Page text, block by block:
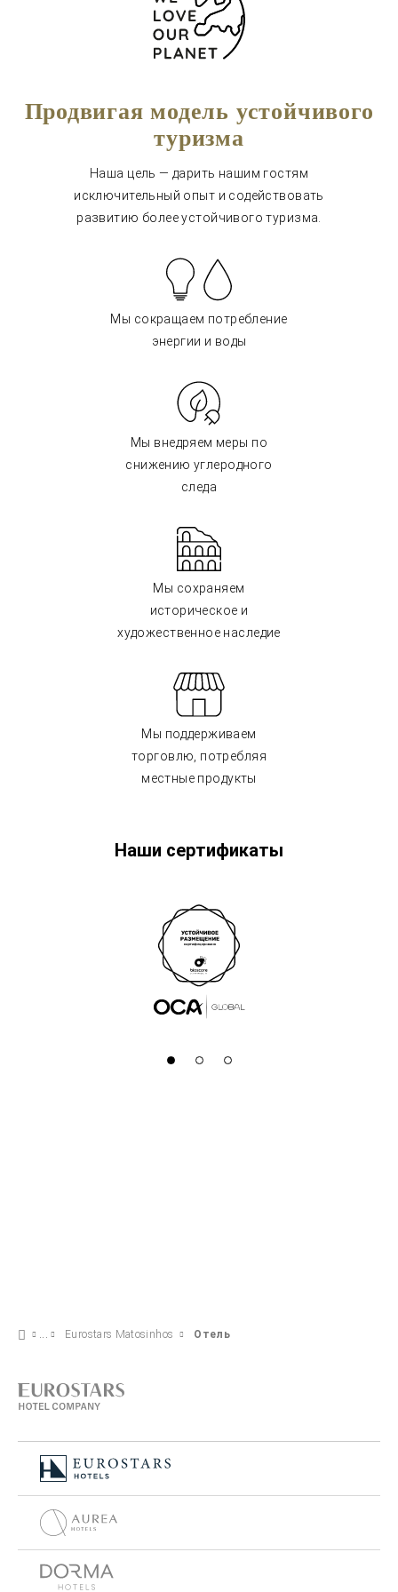
Продвигая модель устойчивого
туризма
Наша цель — дарить нашим гостям
исключительный опыт и содействовать
развитию более устойчивого туризма.
Мы сокращаем потребление
энергии и воды
Мы внедряем меры по
снижению углеродного
следа
Мы сохраняем
историческое и
художественное наследие
Мы поддерживаем
торговлю, потребляя
местные продукты
Наши сертификаты
Eurostars Matosinhos Отель